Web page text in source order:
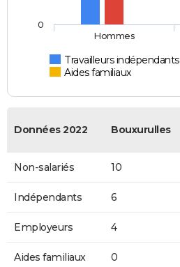
Travailleurs indépendants
Aides familiaux
Hommes
0
Données 2022 Bouxurulles
Non-salariés 10
Indépendants 6
Employeurs 4
Aides familiaux 0